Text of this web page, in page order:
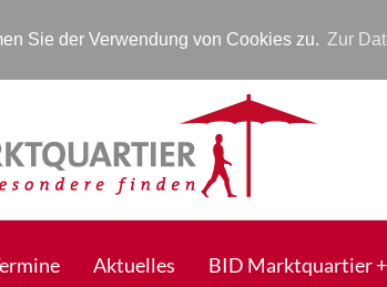
Sie der Verwendung von Cookies zu. Zur
Aktuelles BID Marktquartier